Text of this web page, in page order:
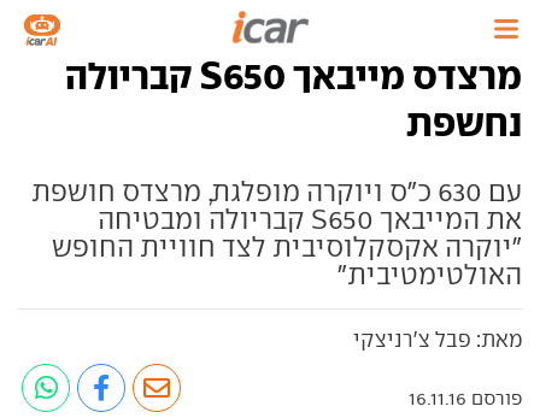
מרצדס מייבאך S650 קבריולה
נחשפת
עם 630 כ"ס ויוקרה מופלגת, מרצדס חושפת
את המייבאך S650 קבריולה ומבטיחה
"יוקרה אקסקלוסיבית לצד חוויית החופש
האולטימטיבית"
מאת: פבל צ'רניצקי
פורסם 16.11.16